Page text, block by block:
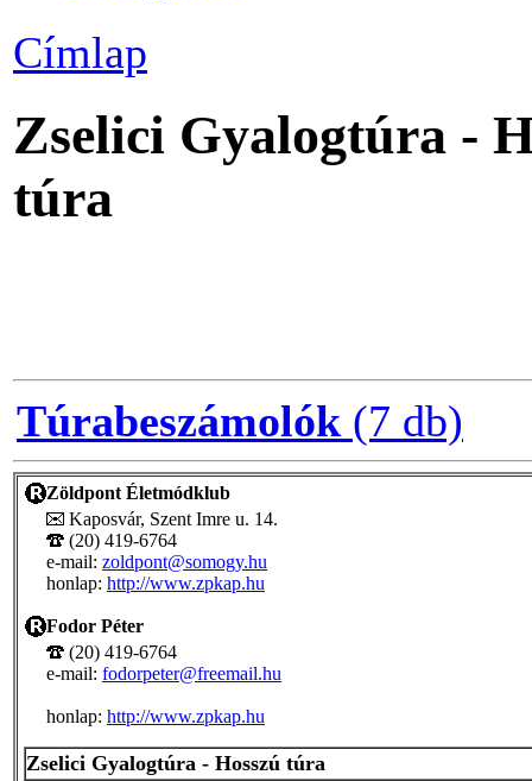
Címlap
Zselici Gyalogtúra -
túra
Túrabeszámolók (7 db)
Zöldpont Életmódklub
Kaposvár, Szent Imre u. 14.
(20) 419-6764
e-mail: zoldpont@somogy.hu
honlap: http://www.zpkap.hu
Fodor Péter
(20) 419-6764
e-mail: fodorpeter@freemail.hu
honlap: http://www.zpkap.hu
Zselici Gyalogtúra - Hosszú túra